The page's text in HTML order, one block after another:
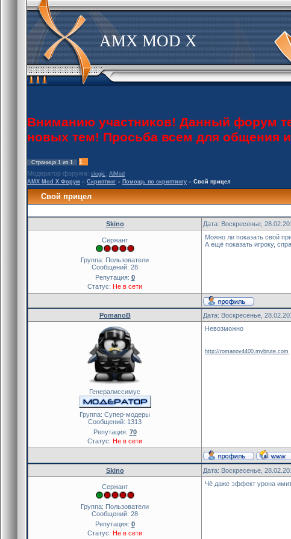
AMX MOD X
Вниманию участников! Данный форум
новых тем! Просьба всем для общения
Страница 1 из 1
1
Модератор форума: slogic
AlMod
AMX Mod X Форум » Скриптинг » Помощь по скриптингу » Свой прицел
Свой прицел
Skino Дата: Воскресенье,
Сержант
Группа: Пользователи
Сообщений: 28
Репутация: 0
Статус: Не в сети
Можно ли показать свой
А ещё показать игроку,
PomanoB Дата: Воскресенье,
Генералиссимус
Группа: Cупер-модеры
Сообщений: 1313
Репутация: 70
Статус: Не в сети
Невозможно
http://romanov4400.mybrute.com
Skino Дата: Воскресенье,
Сержант
Группа: Пользователи
Сообщений: 28
Репутация: 0
Статус: Не в сети
Чё даже эффект урона